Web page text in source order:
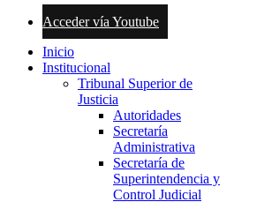
Acceder vía Youtube
Inicio
Institucional
Tribunal Superior de
Justicia
Autoridades
Secretaría
Administrativa
Secretaría de
Superintendencia y
Control Judicial